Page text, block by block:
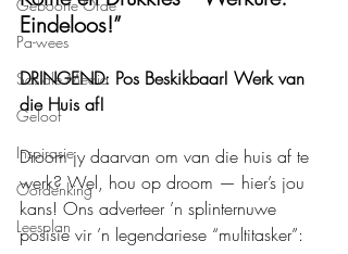
Geboorte Orde
Pa-wees
Sosiale Media
Geloof
Inspirasie
Oordenking
Leesplan
Eindeloos!”
DRINGEND: Pos Beskikbaar! Werk van
die Huis af!
Droom jy daarvan om van die huis af te
werk? Wel, hou op droom — hier’s jou
kans! Ons adverteer ’n splinternuwe
posisie vir ’n legendariese “multitasker”: